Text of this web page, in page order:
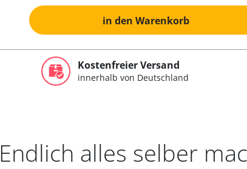
in den Warenkorb
Kostenfreier Versand
innerhalb von Deutschland
Endlich alles selber